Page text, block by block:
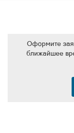
Оформите
ближайшее